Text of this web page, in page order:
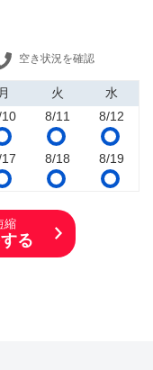
空き状況を確認
月 火
水
8/11 8/12
8/18 8/19
縮
る